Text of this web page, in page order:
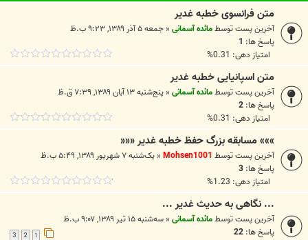
متن فرانسوی خطبه غدیر
آخرین پست توسطمائده آسمانی« جمعه ۵ آذر ۱۳۸۹, ۹:۲۳ ب.ظ
پاسخ ها: 1
امتیاز دهی: 0.31%
متن اسپانیایی خطبه غدیر
آخرین پست توسطمائده آسمانی« پنج‌شنبه ۱۳ آبان ۱۳۸۹, ۷:۳۹ ق.ظ
پاسخ ها: 2
امتیاز دهی: 0.31%
»»» مسابقه بزرگ حفظ خطبه غدیر «««
آخرین پست توسطMohsen1001
« یک‌شنبه ۷ شهریور ۱۳۸۹, ۵:۴۹ ب.ظ
پاسخ ها: 3
امتیاز دهی: 1.23%
... نگاهى به حديث غدير ...
آخرین پست توسطمائده آسمانی« سه‌شنبه ۱۵ تیر ۱۳۸۹, ۹:۰۷ ب.ظ
پاسخ ها: 22
3